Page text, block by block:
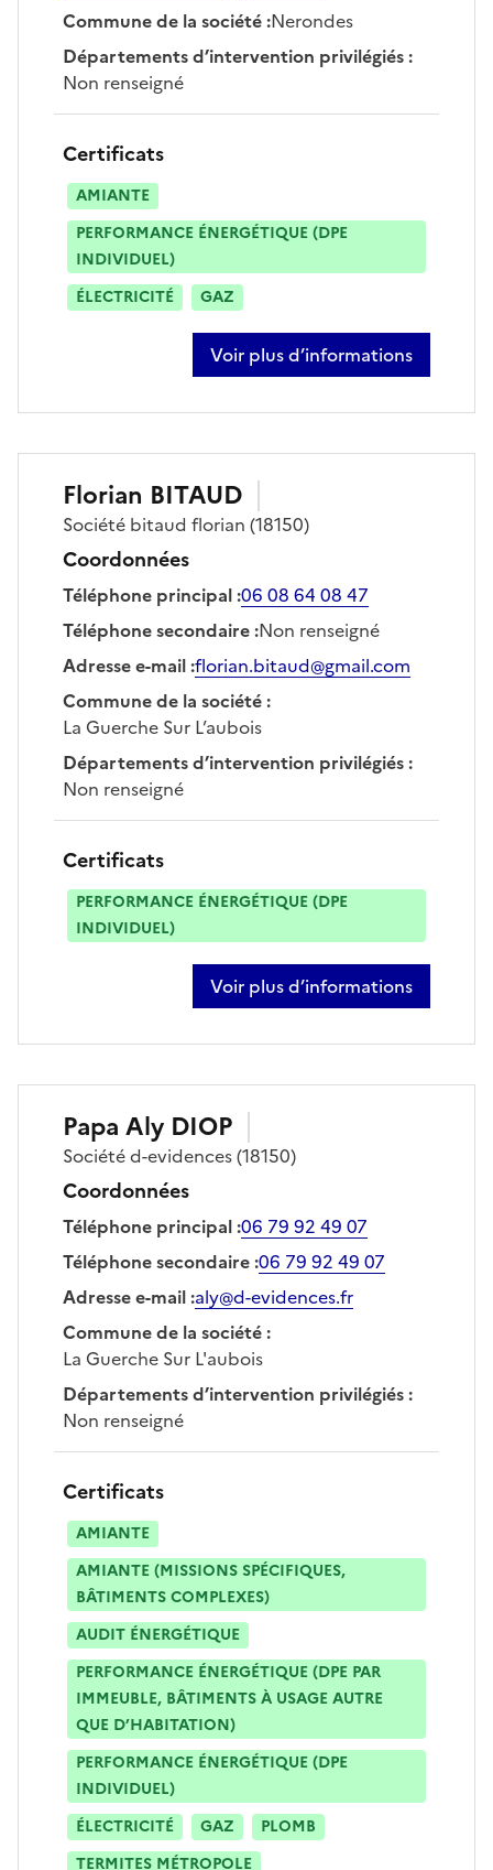
Commune de la société:Nerondes
Départements d’intervention privilégiés:
Non renseigné
Certificats
AMIANTE
PERFORMANCE ÉNERGÉTIQUE (DPE
INDIVIDUEL)
ÉLECTRICITÉ
GAZ
Voir plus d’informations
sur jerome marchand
Florian BITAUD
Société bitaud florian (18150)
Coordonnées
Téléphone principal:06 08 64 08 47
Téléphone secondaire:Non renseigné
Adresse e-mail:florian.bitaud@gmail.com
Commune de la société:
La Guerche Sur L’aubois
Départements d’intervention privilégiés:
Non renseigné
Certificats
PERFORMANCE ÉNERGÉTIQUE (DPE
INDIVIDUEL)
Voir plus d’informations
sur florian bitaud
Papa Aly DIOP
Sociétéd-evidences(18150)
Coordonnées
Téléphone principal:06 79 92 49 07
Téléphone secondaire:06 79 92 49 07
Adresse e-mail:aly@d-evidences.fr
Commune de la société:
La Guerche Sur L'aubois
Départements d’intervention privilégiés:
Non renseigné
Certificats
AMIANTE
AMIANTE (MISSIONS SPÉCIFIQUES,
BÂTIMENTS COMPLEXES)
AUDIT ÉNERGÉTIQUE
PERFORMANCE ÉNERGÉTIQUE (DPE PAR
IMMEUBLE, BÂTIMENTS À USAGE AUTRE
QUE D’HABITATION)
PERFORMANCE ÉNERGÉTIQUE (DPE
INDIVIDUEL)
ÉLECTRICITÉ
GAZ
PLOMB
TERMITES MÉTROPOLE